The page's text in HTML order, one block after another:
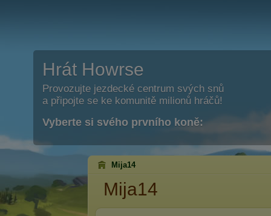
Hrát Howrse
Provozujte jezdecké centrum svých snů
a připojte se ke komunitě milionů hráčů!
Vyberte si svého prvního koně:
Mija14
Mija14